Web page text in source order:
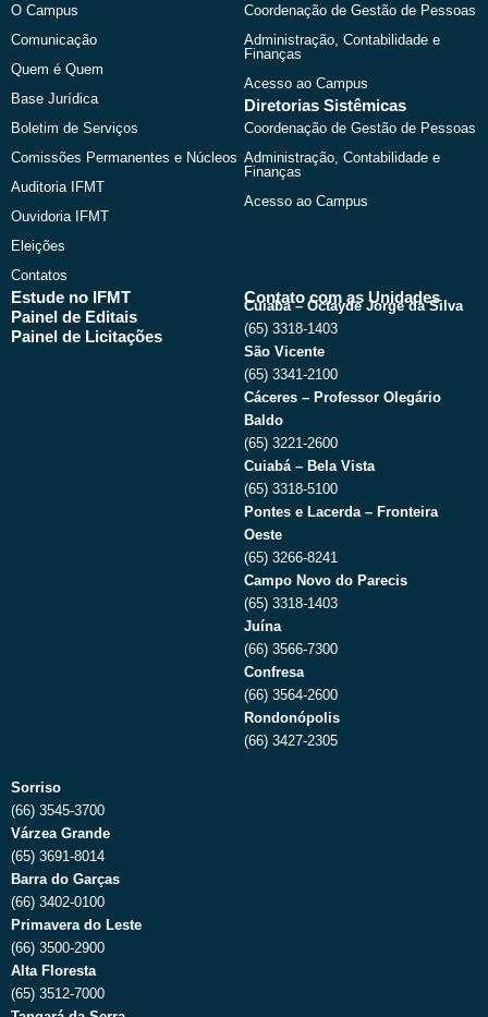
o
k
O Campus
Comunicação
Quem é Quem
Base Jurídica
Boletim de Serviços
Comissões Permanentes e Núcleos
Auditoria IFMT
Ouvidoria IFMT
Eleições
Contatos
Coordenação de Gestão de Pessoas
Administração, Contabilidade e
Finanças
Acesso ao Campus
Diretorias Sistêmicas
Coordenação de Gestão de Pessoas
Administração, Contabilidade e
Finanças
Acesso ao Campus
Estude no IFMT
Painel de Editais
Painel de Licitações
Contato com as Unidades
Cuiabá – Octayde Jorge da Silva
(65) 3318-1403
São Vicente
(65) 3341-2100
Cáceres – Professor Olegário
Baldo
(65) 3221-2600
Cuiabá – Bela Vista
(65) 3318-5100
Pontes e Lacerda – Fronteira
Oeste
(65) 3266-8241
Campo Novo do Parecis
(65) 3318-1403
Juína
(66) 3566-7300
Confresa
(66) 3564-2600
Rondonópolis
(66) 3427-2305
Sorriso
(66) 3545-3700
Várzea Grande
(65) 3691-8014
Barra do Garças
(66) 3402-0100
Primavera do Leste
(66) 3500-2900
Alta Floresta
(65) 3512-7000